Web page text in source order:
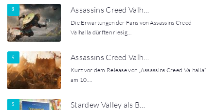
Assassins Creed Valh…
Die Erwartungen der Fans von Assassins Creed
Valhalla dürften riesig…
Assassins Creed Valh…
Kurz vor dem Release von „Assassins Creed Valhalla“
am 10.…
Stardew Valley als B…